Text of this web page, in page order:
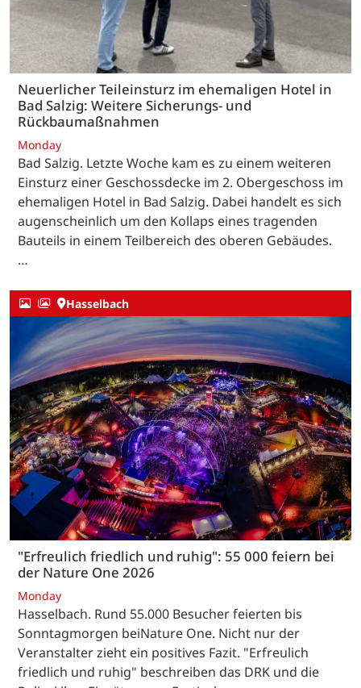
Neuerlicher Teileinsturz im ehemaligen Hotel in
Bad Salzig: Weitere Sicherungs- und
Rückbaumaßnahmen
Monday
Bad Salzig. Letzte Woche kam es zu einem weiteren
Einsturz einer Geschossdecke im 2. Obergeschoss im
ehemaligen Hotel in Bad Salzig. Dabei handelt es sich
augenscheinlich um den Kollaps eines tragenden
Bauteils in einem Teilbereich des oberen Gebäudes.
…
Hasselbach
"Erfreulich friedlich und ruhig": 55 000 feiern bei
der Nature One 2026
Monday
Hasselbach. Rund 55.000 Besucher feierten bis
Sonntagmorgen beiNature One. Nicht nur der
Veranstalter zieht ein positives Fazit. "Erfreulich
friedlich und ruhig" beschreiben das DRK und die